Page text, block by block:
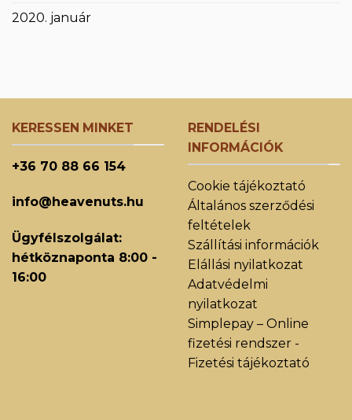
2020. január
KERESSEN MINKET
+36 70 88 66 154
info@heavenuts.hu
Ügyfélszolgálat:
hétköznaponta 8:00 -
16:00
RENDELÉSI
INFORMÁCIÓK
Cookie tájékoztató
Általános szerződési
feltételek
Szállítási információk
Elállási nyilatkozat
Adatvédelmi
nyilatkozat
Simplepay – Online
fizetési rendszer -
Fizetési tájékoztató